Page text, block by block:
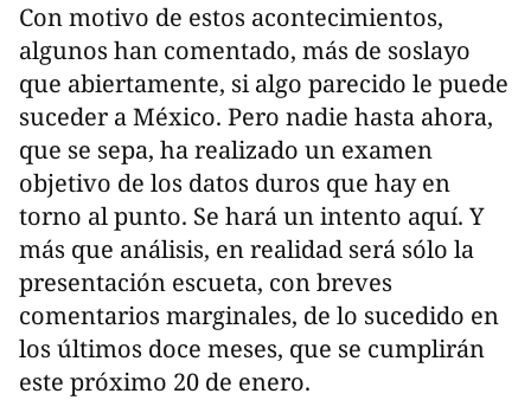
Con motivo de estos acontecimientos,
algunos han comentado, más de soslayo
que abiertamente, si algo parecido le puede
suceder a México. Pero nadie hasta ahora,
que se sepa, ha realizado un examen
objetivo de los datos duros que hay en
torno al punto. Se hará un intento aquí. Y
más que análisis, en realidad será sólo la
presentación escueta, con breves
comentarios marginales, de lo sucedido en
los últimos doce meses, que se cumplirán
este próximo 20 de enero.